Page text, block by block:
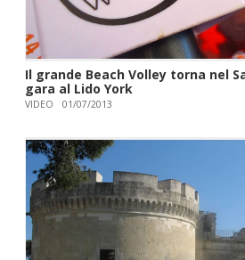
Il grande Beach Volley torna nel
gara al Lido York
VIDEO 01/07/2013